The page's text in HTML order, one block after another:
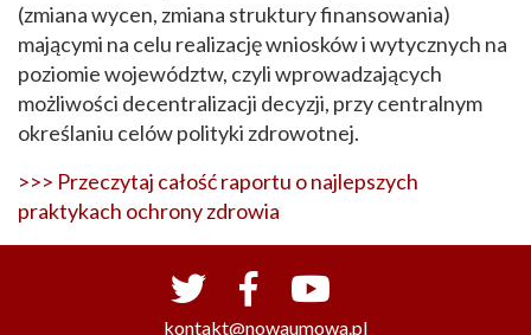
(zmiana wycen, zmiana struktury finansowania)
mającymi na celu realizację wniosków i wytycznych na
poziomie województw, czyli wprowadzających
możliwości decentralizacji decyzji, przy centralnym
określaniu celów polityki zdrowotnej.
>>> Przeczytaj całość raportu o najlepszych
praktykach ochrony zdrowia
kontakt@nowaumowa.pl